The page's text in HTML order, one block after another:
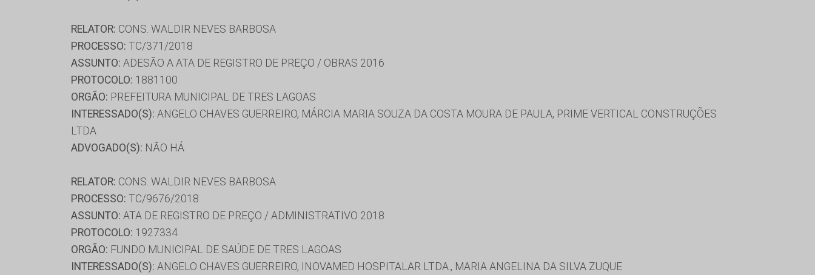
RELATOR: CONS. WALDIR NEVES BARBOSA
PROCESSO: TC/371/2018
ASSUNTO: ADESÃO A ATA DE REGISTRO DE PREÇO / OBRAS 2016
PROTOCOLO: 1881100
ORGÃO: PREFEITURA MUNICIPAL DE TRES LAGOAS
INTERESSADO(S): ANGELO CHAVES GUERREIRO, MÁRCIA MARIA SOUZA DA COSTA MOURA DE PAULA, PRIME VERTICAL CONSTRUÇÕES
LTDA
ADVOGADO(S): NÃO HÁ
RELATOR: CONS. WALDIR NEVES BARBOSA
PROCESSO: TC/9676/2018
ASSUNTO: ATA DE REGISTRO DE PREÇO / ADMINISTRATIVO 2018
PROTOCOLO: 1927334
ORGÃO: FUNDO MUNICIPAL DE SAÚDE DE TRES LAGOAS
INTERESSADO(S): ANGELO CHAVES GUERREIRO, INOVAMED HOSPITALAR LTDA., MARIA ANGELINA DA SILVA ZUQUE